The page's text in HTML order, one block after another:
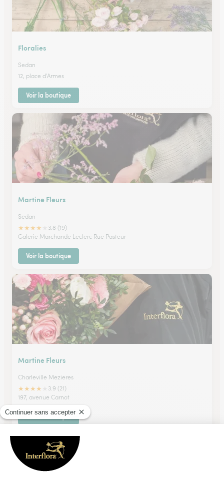
Floralies
Sedan
12, place d'Armes
Voir la boutique
Martine Fleurs
Sedan
★★★★
3.8 (19)
Galerie Marchande Leclerc Rue Pasteur
Voir la boutique
Martine Fleurs
Charleville Mezieres
★★★★
3.9 (21)
197, avenue Carnot
Voir la boutique
Ils ont fait livrer des fleurs ou une plante à